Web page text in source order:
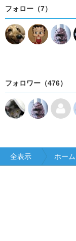
フォロー（7）
フォロワー（476）
全表示 ホーム